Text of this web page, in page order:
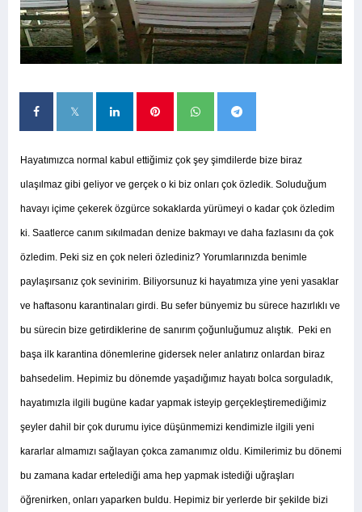
Hayatımızca normal kabul ettiğimiz çok şey şimdilerde bize biraz
ulaşılmaz gibi geliyor ve gerçek o ki biz onları çok özledik. Soluduğum
havayı içime çekerek özgürce sokaklarda yürümeyi o kadar çok özledim
ki. Saatlerce canım sıkılmadan denize bakmayı ve daha fazlasını da çok
özledim. Peki siz en çok neleri özlediniz? Yorumlarınızda benimle
paylaşırsanız çok sevinirim. Biliyorsunuz ki hayatımıza yine yeni yasaklar
ve haftasonu karantinaları girdi. Bu sefer bünyemiz bu sürece hazırlıklı ve
bu sürecin bize getirdiklerine de sanırım çoğunluğumuz alıştık. Peki en
başa ilk karantina dönemlerine gidersek neler anlatırız onlardan biraz
bahsedelim. Hepimiz bu dönemde yaşadığımız hayatı bolca sorguladık,
hayatımızla ilgili bugüne kadar yapmak isteyip gerçekleştiremediğimiz
şeyler dahil bir çok durumu iyice düşünmemizi kendimizle ilgili yeni
kararlar almamızı sağlayan çokca zamanımız oldu. Kimilerimiz bu dönemi
bu zamana kadar ertelediği ama hep yapmak istediği uğraşları
öğrenirken, onları yaparken buldu. Hepimiz bir yerlerde bir şekilde bizi